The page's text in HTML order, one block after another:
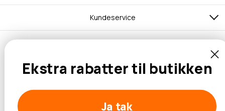
Kundeservice
© 2026 Hobbybox.dk
Ekstra rabatter til butikken
Ja tak